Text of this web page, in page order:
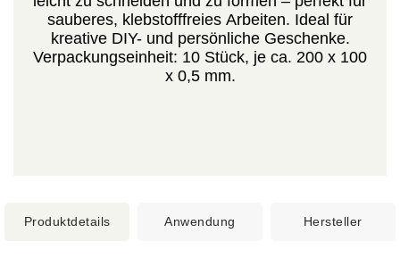
sauberes, klebstofffreies Arbeiten. Ideal für
kreative DIY- und persönliche Geschenke.
Verpackungseinheit: 10 Stück, je ca. 200 x 100
x 0,5 mm.
Produktdetails Anwendung Hersteller